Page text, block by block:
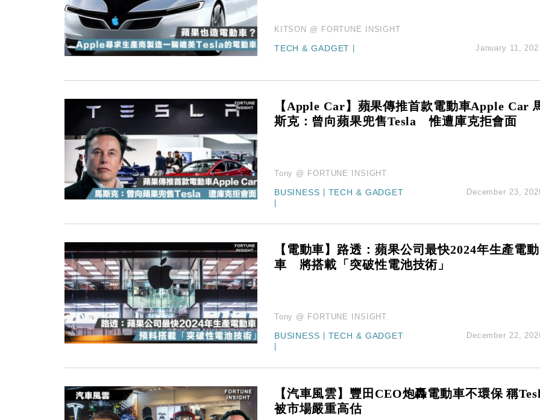
KITSON @ FORTUNE INSIGHT
TECH & GADGET January 11,
【Apple Car】蘋果傳推首款電動車Apple Car
斯克：曾向蘋果兜售Tesla 惟遭庫克拒會面
Tony @ FORTUNE INSIGHT
BUSINESS TECH & GADGET December 23,
【電動車】路透：蘋果公司最快2024年生產電動
車 將搭載「突破性電池技術」
Tony @ FORTUNE INSIGHT
BUSINESS TECH & GADGET December 22,
【汽車風雲】豐田CEO炮轟電動車不環保 稱
被市場嚴重高估